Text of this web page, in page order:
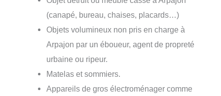
(canapé, bureau, chaises, placards…)
Objets volumineux non pris en charge à
Arpajon par un éboueur, agent de propreté
urbaine ou ripeur.
Matelas et sommiers.
Appareils de gros électroménager comme